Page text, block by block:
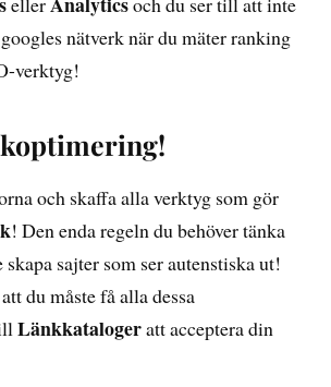
nätverk när du mäter ranking
verktyg!
och skaffa alla verktyg som gör
! Den enda regeln du behöver tänka
skapa sajter som ser autenstiska ut!
du måste få alla dessa
Länkkatalogeratt acceptera din